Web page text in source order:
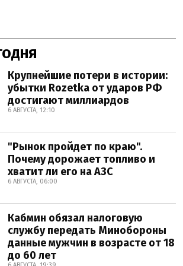
Крупнейшие потери в истории:
убытки Rozetka от ударов РФ
достигают миллиардов
6 АВГУСТА, 12:10
"Рынок пройдет по краю".
Почему дорожает топливо и
хватит ли его на АЗС
6 АВГУСТА, 06:00
Кабмин обязал налоговую
службу передать Минобороны
данные мужчин в возрасте от 18
до 60 лет